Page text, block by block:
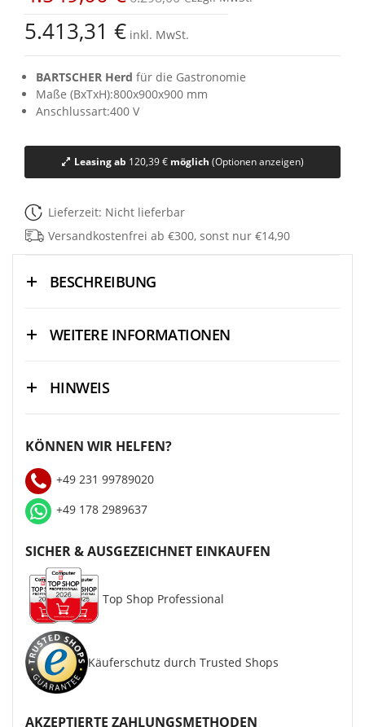
5.413,31 € inkl. MwSt.
BARTSCHER Herd für die Gastronomie
Maße (BxTxH):800x900x900 mm
Anschlussart:400 V
Leasing ab 120,39 €möglich (Optionen anzeigen)
Lieferzeit: Nicht lieferbar
Versandkostenfrei ab €300, sonst nur €14,90
BESCHREIBUNG
WEITERE INFORMATIONEN
HINWEIS
KÖNNEN WIR HELFEN?
+49 231 99789020
+49 178 2989637
SICHER & AUSGEZEICHNET EINKAUFEN
Top Shop Professional
Käuferschutz durch Trusted Shops
AKZEPTIERTE ZAHLUNGSMETHODEN